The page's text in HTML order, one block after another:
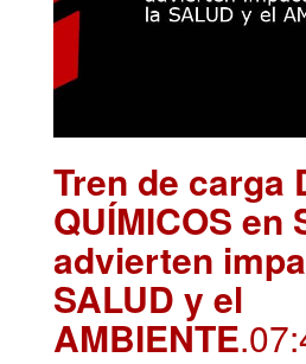
Tren de carga
QUÍMICOS en
advierten
SALUD y el
AMBIENTE